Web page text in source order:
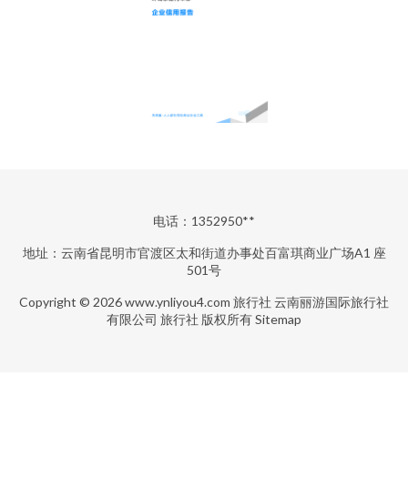
电话：1352950**
地址：云南省昆明市官渡区太和街道办事处百富琪商业广场A1 座
501号
Copyright © 2026www.ynliyou4.com 旅行社 云南丽游国际旅行社
有限公司 旅行社 版权所有Sitemap